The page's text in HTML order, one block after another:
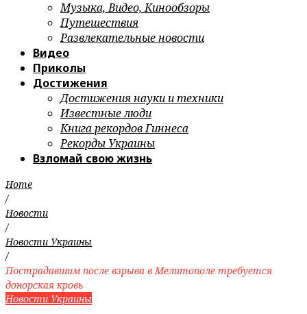
Музыка, Видео, Кинообзоры
Путешествия
Развлекательные новости
Видео
Приколы
Достижения
Достижения науки и техники
Известные люди
Книга рекордов Гиннеса
Рекорды Украины
Взломай свою жизнь
Home
/
Новости
/
Новости Украины
/
Пострадавшим после взрыва в Мелитополе требуется
донорская кровь
Новости Украины